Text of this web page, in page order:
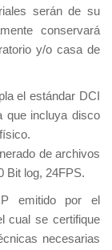
serán de su
conservará
y/o casa de
el estándar DCI
que incluya disco
de archivos
Bit log, 24FPS.
emitido por el
cual se certifique
necesarias